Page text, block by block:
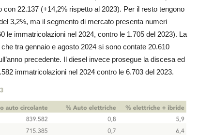
con 22.137 (+14,2% rispetto al 2023). Per il resto tengono
3,2%, ma il segmento di mercato presenta numeri
le immatricolazioni nel 2024, contro le 1.705 del 2023). La
tra gennaio e agosto 2024 si sono contate 20.610
precedente. Il diesel invece prosegue la discesa ed
immatricolazioni nel 2024 contro le 6.703 del 2023.